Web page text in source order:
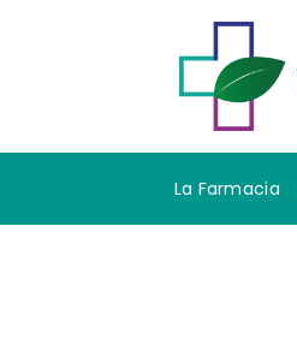
La Farmacia